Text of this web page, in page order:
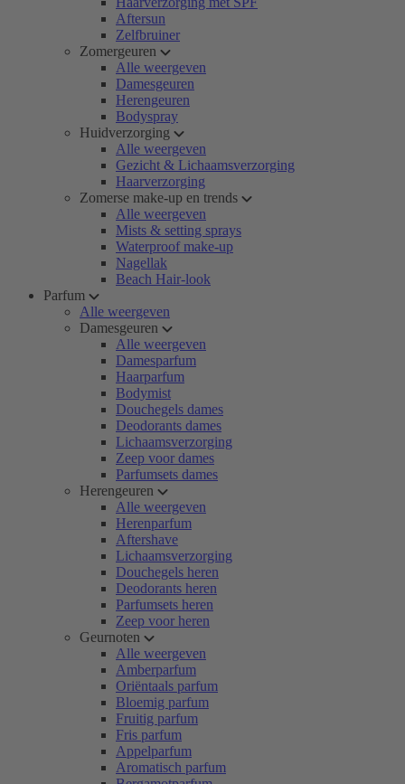
Aftersun
Zelfbruiner
Zomergeuren
Alle weergeven
Damesgeuren
Herengeuren
Bodyspray
Huidverzorging
Alle weergeven
Gezicht & Lichaamsverzorging
Haarverzorging
Zomerse make-up en trends
Alle weergeven
Mists & setting sprays
Waterproof make-up
Nagellak
Beach Hair-look
Parfum
Alle weergeven
Damesgeuren
Alle weergeven
Damesparfum
Haarparfum
Bodymist
Douchegels dames
Deodorants dames
Lichaamsverzorging
Zeep voor dames
Parfumsets dames
Herengeuren
Alle weergeven
Herenparfum
Aftershave
Lichaamsverzorging
Douchegels heren
Deodorants heren
Parfumsets heren
Zeep voor heren
Geurnoten
Alle weergeven
Amberparfum
Oriëntaals parfum
Bloemig parfum
Fruitig parfum
Fris parfum
Appelparfum
Aromatisch parfum